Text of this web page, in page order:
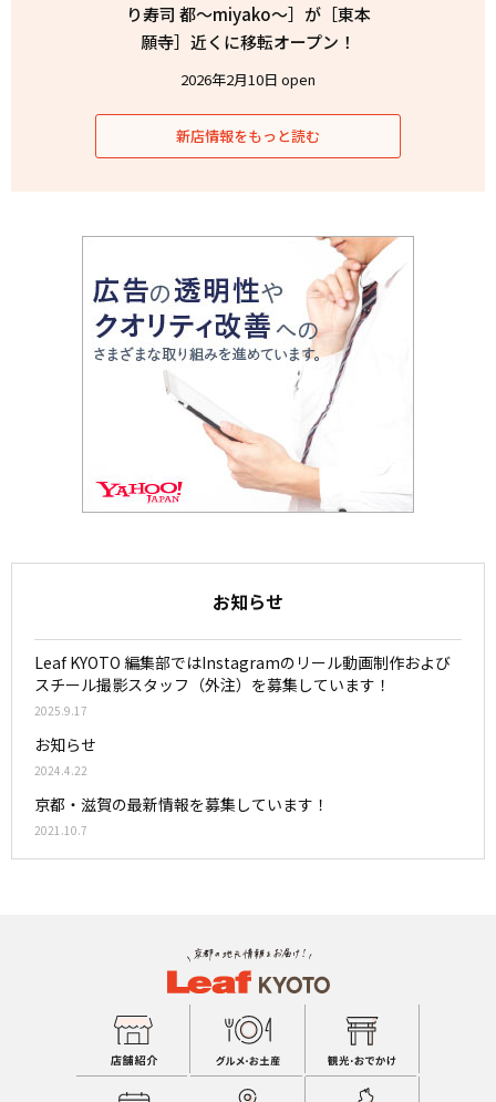
り寿司 都〜miyako〜］が［東本
願寺］近くに移転オープン！
2026年2月10日 open
新店情報をもっと読む
お知らせ
Leaf KYOTO 編集部ではInstagramのリール動画制作および
スチール撮影スタッフ（外注）を募集しています！
2025.9.17
お知らせ
2024.4.22
京都・滋賀の最新情報を募集しています！
2021.10.7